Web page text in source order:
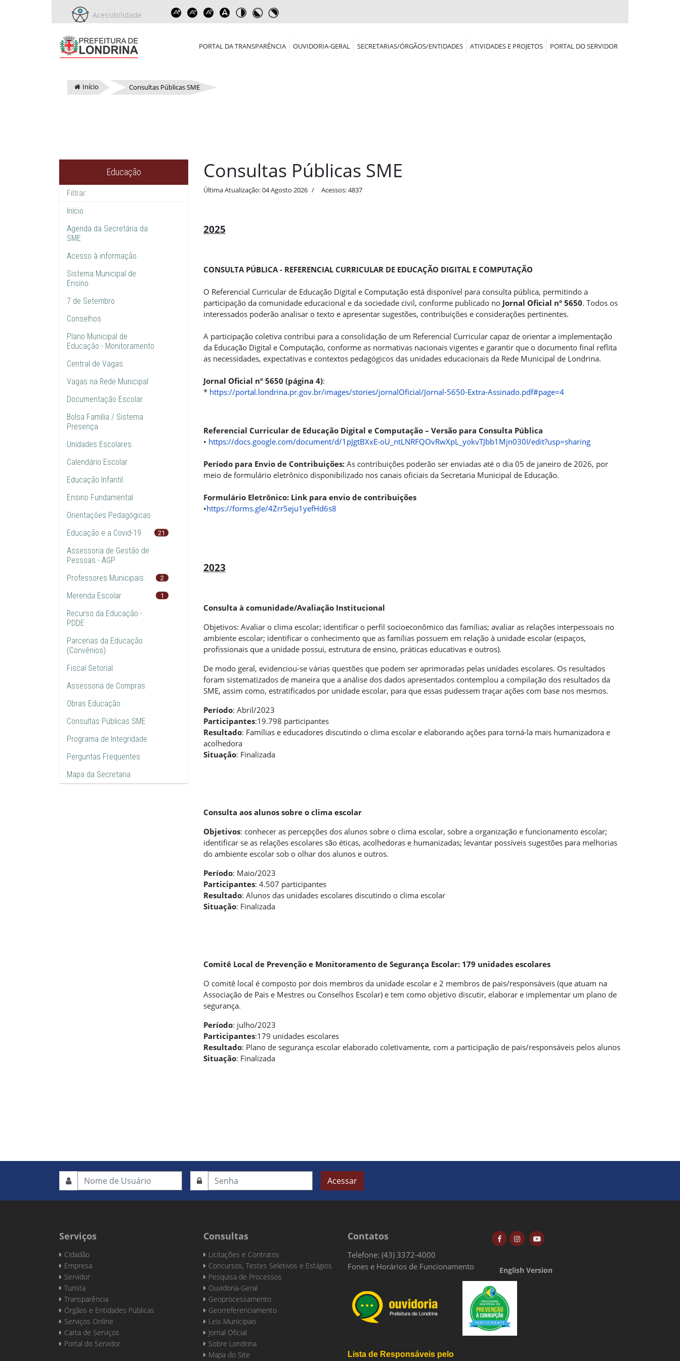
Acessibilidade
PORTAL DA TRANSPARÊNCIA OUVIDORIA-GERAL SECRETARIAS/ÓRGÃOS/ENTIDADES ATIVIDADES E PROJETOS PORTAL DO SERVIDOR
Início Consultas Públicas SME
Educação
Início
Agenda da Secretária da
SME
Acesso à informação
Sistema Municipal de
Ensino
7 de Setembro
Conselhos
Plano Municipal de
Educação - Monitoramento
Central de Vagas
Vagas na Rede Municipal
Documentação Escolar
Bolsa Família / Sistema
Presença
Unidades Escolares
Calendário Escolar
Educação Infantil
Ensino Fundamental
Orientações Pedagógicas
Educação e a Covid-19
21
Assessoria de Gestão de
Pessoas - AGP
Professores Municipais
2
Merenda Escolar 1
Recurso da Educação -
PDDE
Parcerias da Educação
(Convênios)
Fiscal Setorial
Assessoria de Compras
Obras Educação
Consultas Públicas SME
Programa de Integridade
Perguntas Frequentes
Mapa da Secretaria
Consultas Públicas SME
Última Atualização: 04 Agosto 2026 Acessos: 4837
2025
CONSULTA PÚBLICA - REFERENCIAL CURRICULAR DE EDUCAÇÃO DIGITAL E COMPUTAÇÃO
O Referencial Curricular de Educação Digital e Computação está disponível para consulta pública, permitindo a
participação da comunidade educacional e da sociedade civil, conforme publicado no Jornal Oficial nº 5650. Todos os
interessados poderão analisar o texto e apresentar sugestões, contribuições e considerações pertinentes.
A participação coletiva contribui para a consolidação de um Referencial Curricular capaz de orientar a implementação
da Educação Digital e Computação, conforme as normativas nacionais vigentes e garantir que o documento final reflita
as necessidades, expectativas e contextos pedagógicos das unidades educacionais da Rede Municipal de Londrina.
Jornal Oficial nº 5650 (página 4):
* https://portal.londrina.pr.gov.br/images/stories/jornalOficial/Jornal-5650-Extra-Assinado.pdf#page=4
Referencial Curricular de Educação Digital e Computação – Versão para Consulta Pública
• https://docs.google.com/document/d/1pJgtBXxE-oU_ntLNRFQOvRwXpL_yokvTJbb1Mjn030I/edit?usp=sharing
Período para Envio de Contribuições: As contribuições poderão ser enviadas até o dia 05 de janeiro de 2026, por
meio de formulário eletrônico disponibilizado nos canais oficiais da Secretaria Municipal de Educação.
Formulário Eletrônico: Link para envio de contribuições
•https://forms.gle/4Zrr5eju1yefHd6s8
2023
Consulta à comunidade/Avaliação Institucional
Objetivos: Avaliar o clima escolar; identificar o perfil socioeconômico das famílias; avaliar as relações interpessoais no
ambiente escolar; identificar o conhecimento que as famílias possuem em relação à unidade escolar (espaços,
profissionais que a unidade possui, estrutura de ensino, práticas educativas e outros).
De modo geral, evidenciou-se várias questões que podem ser aprimoradas pelas unidades escolares. Os resultados
foram sistematizados de maneira que a análise dos dados apresentados contemplou a compilação dos resultados da
SME, assim como, estratificados por unidade escolar, para que essas pudessem traçar ações com base nos mesmos.
Período: Abril/2023
Participantes:19.798 participantes
Resultado: Famílias e educadores discutindo o clima escolar e elaborando ações para torná-la mais humanizadora e
acolhedora
Situação: Finalizada
Consulta aos alunos sobre o clima escolar
Objetivos: conhecer as percepções dos alunos sobre o clima escolar, sobre a organização e funcionamento escolar;
identificar se as relações escolares são éticas, acolhedoras e humanizadas; levantar possíveis sugestões para melhorias
do ambiente escolar sob o olhar dos alunos e outros.
Período: Maio/2023
Participantes: 4.507 participantes
Resultado: Alunos das unidades escolares discutindo o clima escolar
Situação: Finalizada
Comitê Local de Prevenção e Monitoramento de Segurança Escolar: 179 unidades escolares
O comitê local é composto por dois membros da unidade escolar e 2 membros de pais/responsáveis (que atuam na
Associação de Pais e Mestres ou Conselhos Escolar) e tem como objetivo discutir, elaborar e implementar um plano de
segurança.
Período: julho/2023
Participantes:179 unidades escolares
Resultado: Plano de segurança escolar elaborado coletivamente, com a participação de pais/responsáveis pelos alunos
Situação: Finalizada
Acessar
Serviços
Cidadão
Empresa
Servidor
Turista
Transparência
Órgãos e Entidades Públicas
Serviços Online
Carta de Serviços
Portal do Servidor
Consultas
Licitações e Contratos
Concursos, Testes Seletivos e Estágios
Pesquisa de Processos
Ouvidoria-Geral
Geoprocessamento
Georreferenciamento
Leis Municipais
Jornal Oficial
Sobre Londrina
Mapa do Site
Contatos
Telefone: (43) 3372-4000
Fones e Horários de Funcionamento
Lista de Responsáveis pelo
English Version